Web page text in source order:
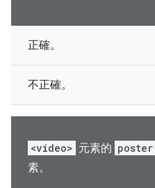
正確。
不正確。
<video> 元素的 poster
素。